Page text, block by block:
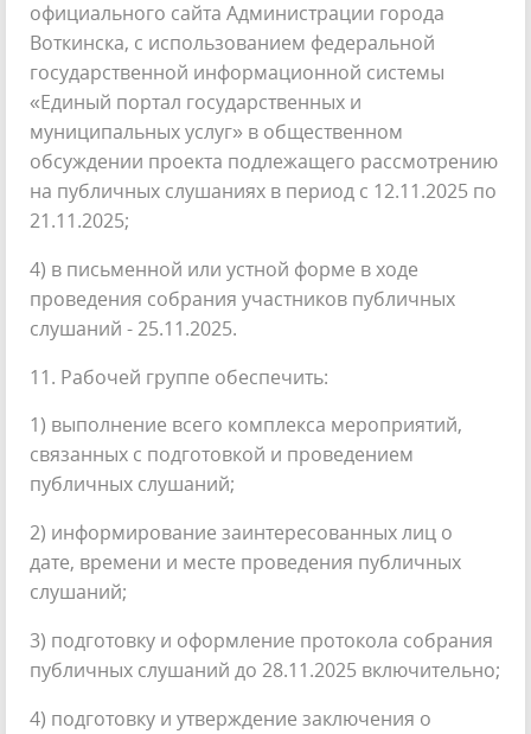
официального сайта Администрации города
Воткинска, с использованием федеральной
государственной информационной системы
«Единый портал государственных и
муниципальных услуг» в общественном
обсуждении проекта подлежащего рассмотрению
на публичных слушаниях в период с 12.11.2025 по
21.11.2025;
4) в письменной или устной форме в ходе
проведения собрания участников публичных
слушаний - 25.11.2025.
11. Рабочей группе обеспечить:
1) выполнение всего комплекса мероприятий,
связанных с подготовкой и проведением
публичных слушаний;
2) информирование заинтересованных лиц о
дате, времени и месте проведения публичных
слушаний;
3) подготовку и оформление протокола собрания
публичных слушаний до 28.11.2025 включительно;
4) подготовку и утверждение заключения о